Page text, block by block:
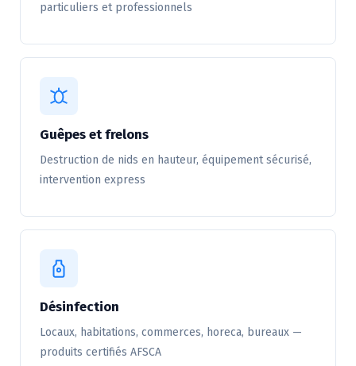
particuliers et professionnels
Guêpes et frelons
Destruction de nids en hauteur, équipement sécurisé,
intervention express
Désinfection
Locaux, habitations, commerces, horeca, bureaux —
produits certifiés AFSCA